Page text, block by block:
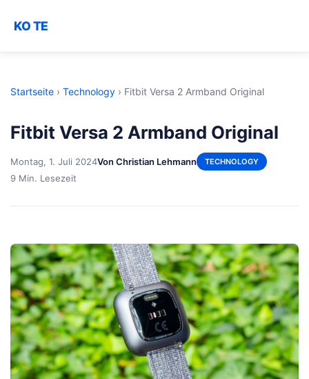
KO TE
Startseite › Technology › Fitbit Versa 2 Armband Original
Fitbit Versa 2 Armband Original
Montag, 1. Juli 2024Von Christian Lehmann TECHNOLOGY
9 Min. Lesezeit